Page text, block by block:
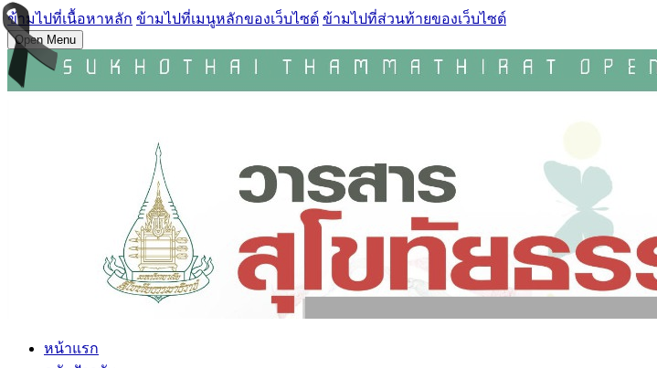
ข้ามไปที่เนื้อหาหลัก ข้ามไปที่เมนูหลักของเว็บไซต์ ข้ามไปที่ส่วนท้ายของเว็บไซต์
Open Menu
หน้าแรก